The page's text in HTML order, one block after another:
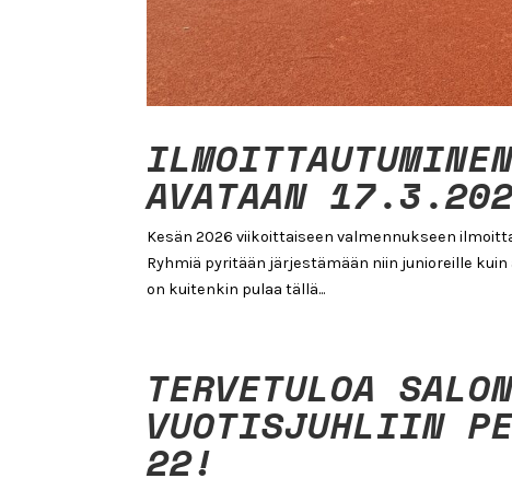
AVATAAN
Kesän 2026 viikoittaiseen valmennukseen
Ryhmiä pyritään järjestämään niin junioreille
on kuitenkin pulaa tällä...
TERVETULOA
VUOTISJUHLIIN
22!